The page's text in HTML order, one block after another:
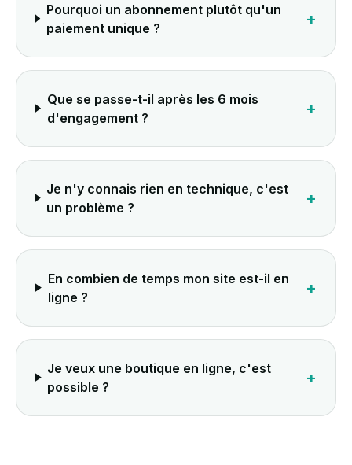
Pourquoi un abonnement plutôt qu'un
paiement unique ?
+
Que se passe-t-il après les 6 mois
d'engagement ?
+
Je n'y connais rien en technique, c'est
un problème ?
+
En combien de temps mon site est-il en
ligne ?
+
Je veux une boutique en ligne, c'est
possible ?
+